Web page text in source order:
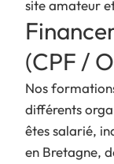
site amateur
(CPF /
Nos
différents
êtes salarié,
en Bretagne,